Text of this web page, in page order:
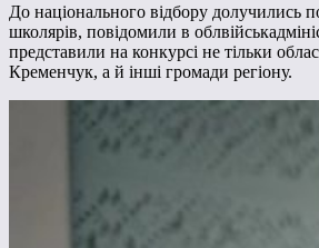
До національного відбору долучились
школярів, повідомили в
представили на конкурсі не тільки
Кременчук, а й інші громади регіону.